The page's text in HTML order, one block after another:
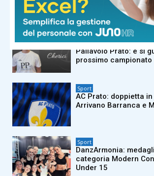
Sport
Doppio colpo di
Pallavolo Prato: e si
prossimo campionato
Sport
AC Prato: doppietta
Arrivano Barranca e
Sport
DanzArmonia:
categoria Modern
Under 15